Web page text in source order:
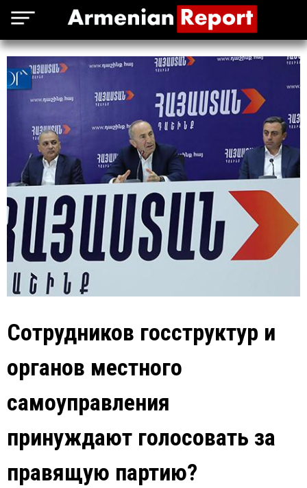
Сотрудников госструктур и
органов местного
самоуправления
принуждают голосовать за
правящую партию?